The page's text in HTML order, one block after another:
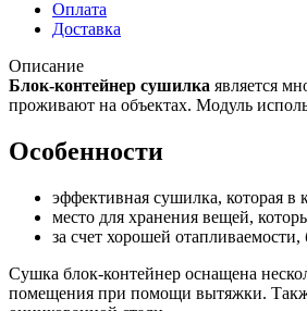
Оплата
Доставка
Описание
Блок-контейнер сушилка является
проживают на объектах. Модуль
Особенности
эффективная сушилка, которая в
место для хранения вещей,
за счет хорошей
Сушка блок-контейнер оснащена
помещения при помощи вытяжки.